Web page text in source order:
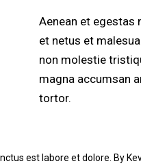
Aenean et egestas
et netus et
non molestie
magna accumsan
tortor.
est labore et dolore. By